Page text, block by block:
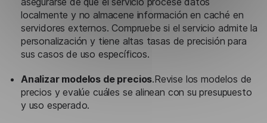
localmente y no almacene información en caché en
servidores externos. Compruebe si el servicio admite la
personalización y tiene altas tasas de precisión para
sus casos de uso específicos.
Analizar modelos de precios.Revise los modelos de
precios y evalúe cuáles se alinean con su presupuesto
y uso esperado.